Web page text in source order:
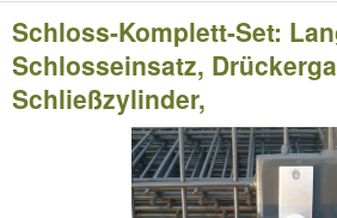
Schloss-Komplett-Set:
Schlosseinsatz,
Schließzylinder,